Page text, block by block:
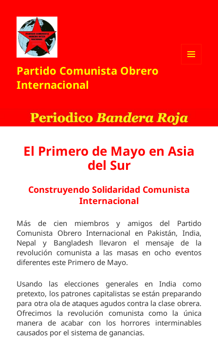
Partido Comunista Obrero
Internacional
El Primero de Mayo en Asia
del Sur
Construyendo Solidaridad Comunista
Internacional
Más de cien miembros y amigos del Partido
Comunista Obrero Internacional en Pakistán, India,
Nepal y Bangladesh llevaron el mensaje de la
revolución comunista a las masas en ocho eventos
diferentes este Primero de Mayo.
Usando las elecciones generales en India como
pretexto, los patrones capitalistas se están preparando
para otra ola de ataques agudos contra la clase obrera.
Ofrecimos la revolución comunista como la única
manera de acabar con los horrores interminables
causados por el sistema de ganancias.